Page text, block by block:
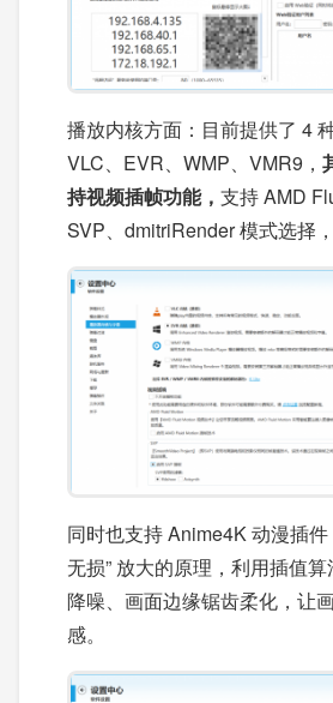
播放内核方面：目前提供了 4
VLC、EVR、WMP、VMR9，
持视频插帧功能， 支持 AMD
SVP、dmitriRender 模式选择
同时也支持 Anime4K 动漫插件
无损” 放大的原理，利用插值算
降噪、画面边缘锯齿柔化，让
感。